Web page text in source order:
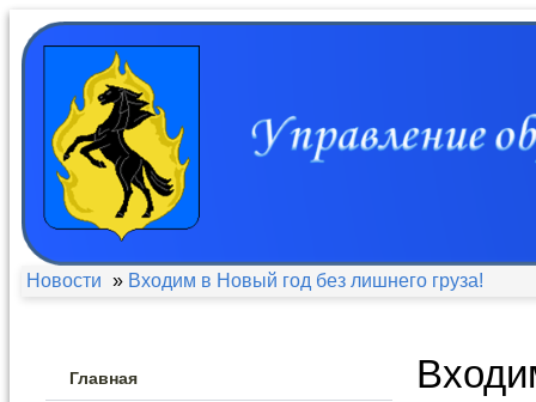
Новости » Входим в Новый год без лишнего груза!
Главная